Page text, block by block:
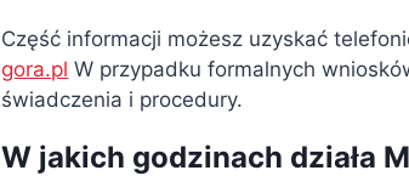
Część informacji możesz uzyskać
gora.pl W przypadku formalnych
świadczenia i procedury.
W jakich godzinach działa